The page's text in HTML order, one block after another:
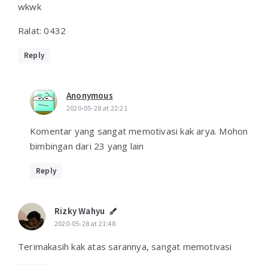
wkwk
Ralat: 0432
Reply
Anonymous
2020-05-28 at 22:21
Komentar yang sangat memotivasi kak arya. Mohon
bimbingan dari 23 yang lain
Reply
Rizky Wahyu
2020-05-28 at 21:48
Terimakasih kak atas sarannya, sangat memotivasi